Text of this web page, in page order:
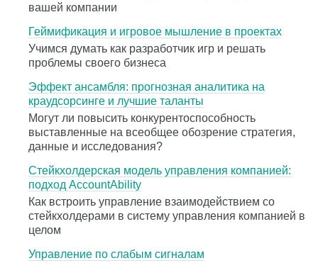
вашей компании
Геймификация и игровое мышление в проектах
Учимся думать как разработчик игр и решать
проблемы своего бизнеса
Эффект ансамбля: прогнозная аналитика на
краудсорсинге и лучшие таланты
Могут ли повысить конкурентоспособность
выставленные на всеобщее обозрение стратегия,
данные и исследования?
Стейкхолдерская модель управления компанией:
подход AccountAbility
Как встроить управление взаимодействием со
стейкхолдерами в систему управления компанией в
целом
Управление по слабым сигналам